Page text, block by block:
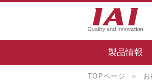
製品情報
TOPページ